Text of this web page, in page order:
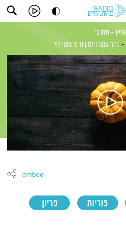
הריון – חלק ב'
זהר צמח וילסון וד"ר מוטי לוי
פוריות
פריון
embed